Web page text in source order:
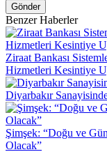
Gönder
Benzer Haberler
Ziraat Bankası
Hizmetleri Kesintiye
Diyarbakır
Şimşek: “Doğu ve
Olacak”